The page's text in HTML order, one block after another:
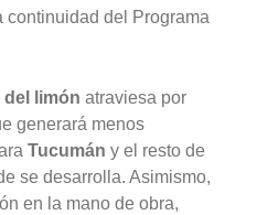
continuidad del Programa
del limónatraviesa por
generará menos
Tucumán y el resto de
se desarrolla. Asimismo,
en la mano de obra,